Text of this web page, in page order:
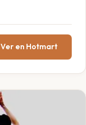
Ver en Hotmart